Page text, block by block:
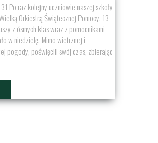
Po raz kolejny uczniowie naszej szkoły
Orkiestrą Świątecznej Pomocy. 13
z ósmych klas wraz z pomocnikami
w niedzielę. Mimo wietrznej i
pogody, poświęcili swój czas, zbierając